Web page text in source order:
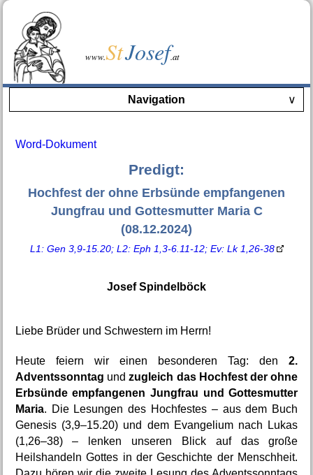
www.StJosef.at
Navigation ∨
Word-Dokument
Predigt:
Hochfest der ohne Erbsünde empfangenen
Jungfrau und Gottesmutter Maria C
(08.12.2024)
L1: Gen 3,9-15.20; L2: Eph 1,3-6.11-12; Ev: Lk 1,26-38
Josef Spindelböck
Liebe Brüder und Schwestern im Herrn!
Heute feiern wir einen besonderen Tag: den 2.
Adventssonntag und zugleich das Hochfest der ohne
Erbsünde empfangenen Jungfrau und Gottesmutter
Maria. Die Lesungen des Hochfestes – aus dem Buch
Genesis (3,9–15.20) und dem Evangelium nach Lukas
(1,26–38) – lenken unseren Blick auf das große
Heilshandeln Gottes in der Geschichte der Menschheit.